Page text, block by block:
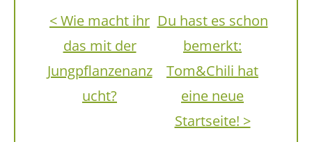
< Wie macht ihr
das mit der
Jungpflanzenanz
ucht?
Du hast es schon
bemerkt:
Tom&Chili hat
eine neue
Startseite! >